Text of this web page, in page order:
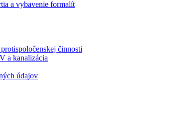
a vybavenie formalít
činnosti
a kanalizácia
údajov